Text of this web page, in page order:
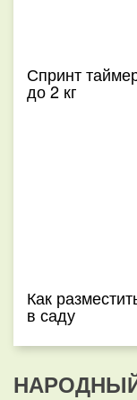
Спринт
до 2 кг
Как
в саду